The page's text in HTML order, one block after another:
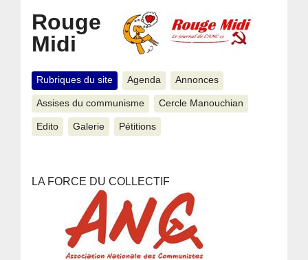
Rouge
Midi
Rubriques du site Agenda Annonces
Assises du communisme Cercle Manouchian
Edito Galerie Pétitions
LA FORCE DU COLLECTIF